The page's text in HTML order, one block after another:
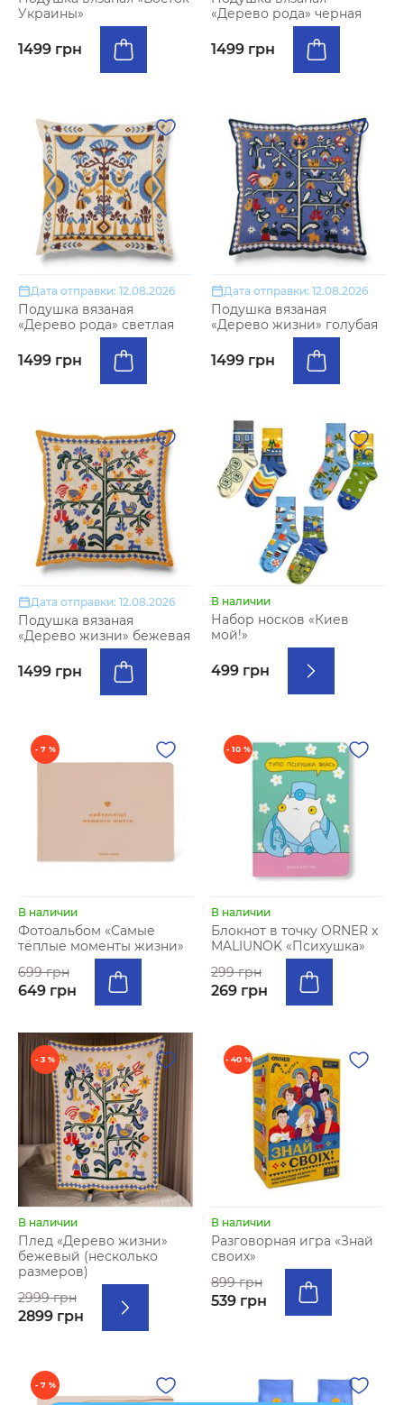
Украины»
1499 грн
«Дерево рода» черная
1499 грн
Дата отправки: 12.08.2026
Подушка вязаная
«Дерево рода» светлая
1499 грн
Дата отправки: 12.08.2026
Подушка вязаная
«Дерево жизни» голубая
1499 грн
Дата отправки: 12.08.2026
Подушка вязаная
«Дерево жизни» бежевая
1499 грн
В наличии
Набор носков «Киев
мой!»
499 грн
- 7 %
В наличии
Фотоальбом «Самые
тёплые моменты жизни»
699 грн
649 грн
- 10 %
В наличии
Блокнот в точку ORNER x
MALIUNOK «Психушка»
299 грн
269 грн
- 3 %
В наличии
Плед «Дерево жизни»
бежевый (несколько
размеров)
2999 грн
2899 грн
- 40 %
В наличии
Разговорная игра «Знай
своих»
899 грн
539 грн
- 7 %